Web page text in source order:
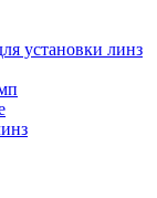
установки линз